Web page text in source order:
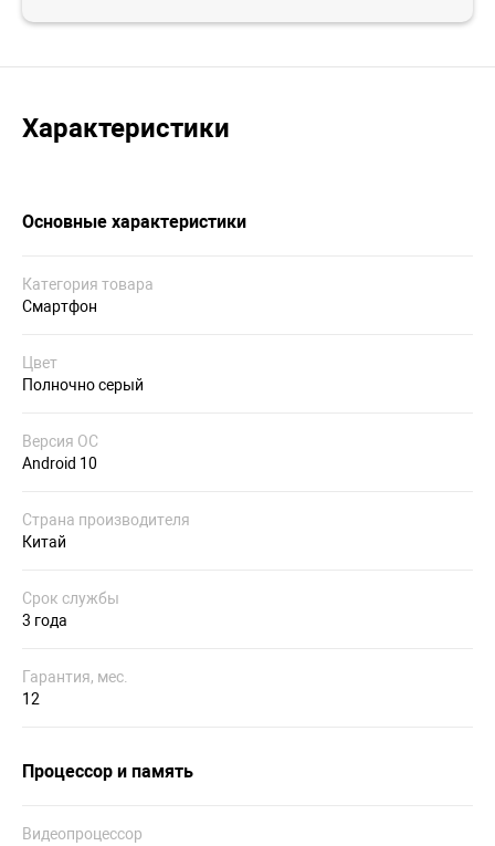
Характеристики
Основные характеристики
Категория товара
Смартфон
Цвет
Полночно серый
Версия ОС
Android 10
Страна производителя
Китай
Срок службы
3 года
Гарантия, мес.
12
Процессор и память
Видеопроцессор